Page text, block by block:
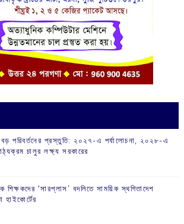
বড় পরিবর্তনের প্রস্তুতি: ২০২৭-এ পর্যালোচনা, ২০২৮-এ
চালুর লক্ষ্য সরকারের
শিক্ষকদের ‘সারপ্লাস’ বদলিতে সাময়িক স্থগিতাদেশ
হাইকোর্টের